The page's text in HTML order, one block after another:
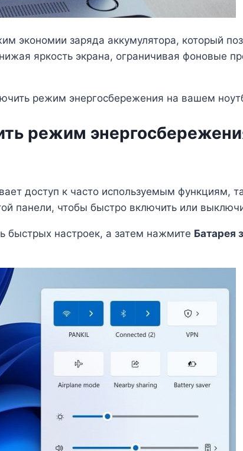
экономии заряда аккумулятора, который
яркость экрана, ограничивая фоновые
режим энергосбережения на вашем
режим
доступ к часто используемым функциям,
панели, чтобы быстро включить или
быстрых настроек, а затем нажмите Батарея